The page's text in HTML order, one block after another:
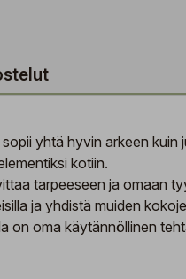
yhtä hyvin arkeen
kotiin.
tarpeeseen ja omaan
ja yhdistä muiden
on oma käytännöllinen